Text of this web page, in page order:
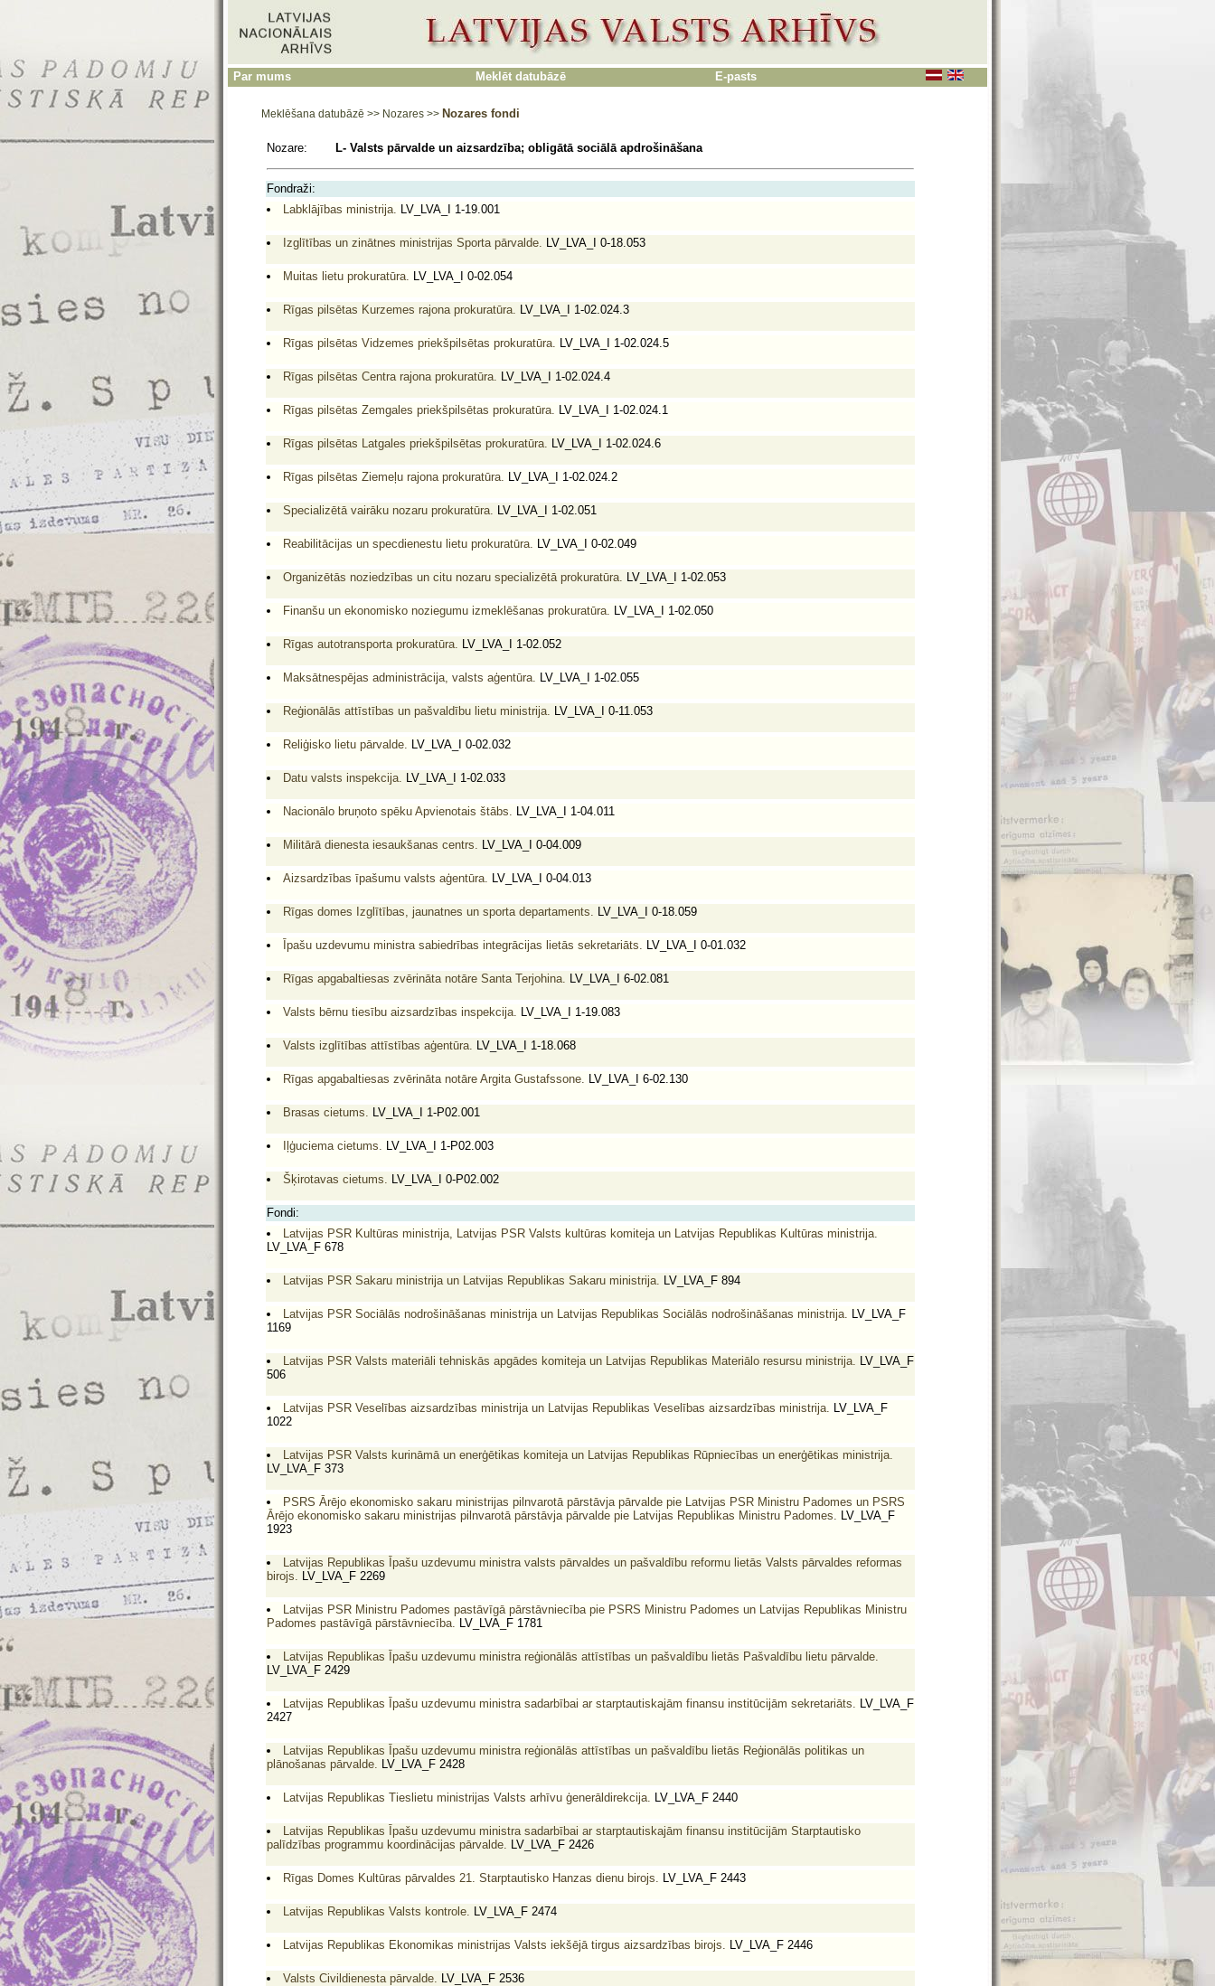
Par mums Meklēt datubāzē E-pasts
Meklēšana datubāzē >> Nozares >> Nozares fondi
Nozare: L- Valsts pārvalde un aizsardzība; obligātā sociālā apdrošināšana
Fondraži:
Labklājības ministrija. LV_LVA_I 1-19.001
Izglītības un zinātnes ministrijas Sporta pārvalde. LV_LVA_I 0-18.053
Muitas lietu prokuratūra. LV_LVA_I 0-02.054
Rīgas pilsētas Kurzemes rajona prokuratūra. LV_LVA_I 1-02.024.3
Rīgas pilsētas Vidzemes priekšpilsētas prokuratūra. LV_LVA_I 1-02.024.5
Rīgas pilsētas Centra rajona prokuratūra. LV_LVA_I 1-02.024.4
Rīgas pilsētas Zemgales priekšpilsētas prokuratūra. LV_LVA_I 1-02.024.1
Rīgas pilsētas Latgales priekšpilsētas prokuratūra. LV_LVA_I 1-02.024.6
Rīgas pilsētas Ziemeļu rajona prokuratūra. LV_LVA_I 1-02.024.2
Specializētā vairāku nozaru prokuratūra. LV_LVA_I 1-02.051
Reabilitācijas un specdienestu lietu prokuratūra. LV_LVA_I 0-02.049
Organizētās noziedzības un citu nozaru specializētā prokuratūra. LV_LVA_I 1-02.053
Finanšu un ekonomisko noziegumu izmeklēšanas prokuratūra. LV_LVA_I 1-02.050
Rīgas autotransporta prokuratūra. LV_LVA_I 1-02.052
Maksātnespējas administrācija, valsts aģentūra. LV_LVA_I 1-02.055
Reģionālās attīstības un pašvaldību lietu ministrija. LV_LVA_I 0-11.053
Reliģisko lietu pārvalde. LV_LVA_I 0-02.032
Datu valsts inspekcija. LV_LVA_I 1-02.033
Nacionālo bruņoto spēku Apvienotais štābs. LV_LVA_I 1-04.011
Militārā dienesta iesaukšanas centrs. LV_LVA_I 0-04.009
Aizsardzības īpašumu valsts aģentūra. LV_LVA_I 0-04.013
Rīgas domes Izglītības, jaunatnes un sporta departaments. LV_LVA_I 0-18.059
Īpašu uzdevumu ministra sabiedrības integrācijas lietās sekretariāts. LV_LVA_I 0-01.032
Rīgas apgabaltiesas zvērināta notāre Santa Terjohina. LV_LVA_I 6-02.081
Valsts bērnu tiesību aizsardzības inspekcija. LV_LVA_I 1-19.083
Valsts izglītības attīstības aģentūra. LV_LVA_I 1-18.068
Rīgas apgabaltiesas zvērināta notāre Argita Gustafssone. LV_LVA_I 6-02.130
Brasas cietums. LV_LVA_I 1-P02.001
Iļģuciema cietums. LV_LVA_I 1-P02.003
Šķirotavas cietums. LV_LVA_I 0-P02.002
Fondi:
Latvijas PSR Kultūras ministrija, Latvijas PSR Valsts kultūras komiteja un Latvijas Republikas Kultūras ministrija.
LV_LVA_F 678
Latvijas PSR Sakaru ministrija un Latvijas Republikas Sakaru ministrija. LV_LVA_F 894
Latvijas PSR Sociālās nodrošināšanas ministrija un Latvijas Republikas Sociālās nodrošināšanas ministrija. LV_LVA_F
1169
Latvijas PSR Valsts materiāli tehniskās apgādes komiteja un Latvijas Republikas Materiālo resursu ministrija. LV_LVA_F
506
Latvijas PSR Veselības aizsardzības ministrija un Latvijas Republikas Veselības aizsardzības ministrija. LV_LVA_F
1022
Latvijas PSR Valsts kurināmā un enerģētikas komiteja un Latvijas Republikas Rūpniecības un enerģētikas ministrija.
LV_LVA_F 373
PSRS Ārējo ekonomisko sakaru ministrijas pilnvarotā pārstāvja pārvalde pie Latvijas PSR Ministru Padomes un PSRS
Ārējo ekonomisko sakaru ministrijas pilnvarotā pārstāvja pārvalde pie Latvijas Republikas Ministru Padomes. LV_LVA_F
1923
Latvijas Republikas Īpašu uzdevumu ministra valsts pārvaldes un pašvaldību reformu lietās Valsts pārvaldes reformas
birojs. LV_LVA_F 2269
Latvijas PSR Ministru Padomes pastāvīgā pārstāvniecība pie PSRS Ministru Padomes un Latvijas Republikas Ministru
Padomes pastāvīgā pārstāvniecība. LV_LVA_F 1781
Latvijas Republikas Īpašu uzdevumu ministra reģionālās attīstības un pašvaldību lietās Pašvaldību lietu pārvalde.
LV_LVA_F 2429
Latvijas Republikas Īpašu uzdevumu ministra sadarbībai ar starptautiskajām finansu institūcijām sekretariāts. LV_LVA_F
2427
Latvijas Republikas Īpašu uzdevumu ministra reģionālās attīstības un pašvaldību lietās Reģionālās politikas un
plānošanas pārvalde. LV_LVA_F 2428
Latvijas Republikas Tieslietu ministrijas Valsts arhīvu ģenerāldirekcija. LV_LVA_F 2440
Latvijas Republikas Īpašu uzdevumu ministra sadarbībai ar starptautiskajām finansu institūcijām Starptautisko
palīdzības programmu koordinācijas pārvalde. LV_LVA_F 2426
Rīgas Domes Kultūras pārvaldes 21. Starptautisko Hanzas dienu birojs. LV_LVA_F 2443
Latvijas Republikas Valsts kontrole. LV_LVA_F 2474
Latvijas Republikas Ekonomikas ministrijas Valsts iekšējā tirgus aizsardzības birojs. LV_LVA_F 2446
Valsts Civildienesta pārvalde. LV_LVA_F 2536